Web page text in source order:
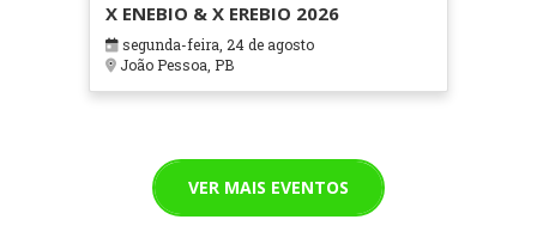
X ENEBIO & X EREBIO 2026
segunda-feira, 24 de agosto
João Pessoa, PB
VER MAIS EVENTOS